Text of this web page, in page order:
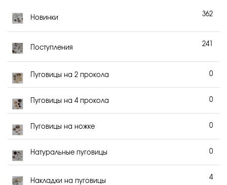
Новинки
362
Поступления
241
Пуговицы на 2 прокола 0
Пуговицы на 4 прокола 0
Пуговицы на ножке 0
Натуральные пуговицы 0
Накладки на пуговицы
4